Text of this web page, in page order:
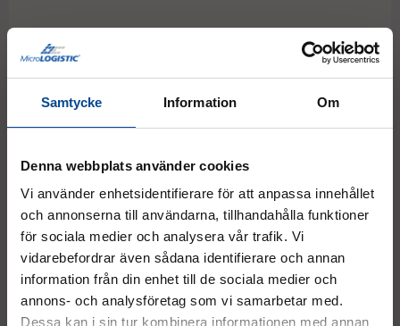
Samtycke Information Om
Denna webbplats använder cookies
Vi använder enhetsidentifierare för att anpassa innehållet
och annonserna till användarna, tillhandahålla funktioner
för sociala medier och analysera vår trafik. Vi
vidarebefordrar även sådana identifierare och annan
information från din enhet till de sociala medier och
annons- och analysföretag som vi samarbetar med.
Dessa kan i sin tur kombinera informationen med annan
HANTERINGSUTRUSTNING
Flytta kylskåp och vitvaror